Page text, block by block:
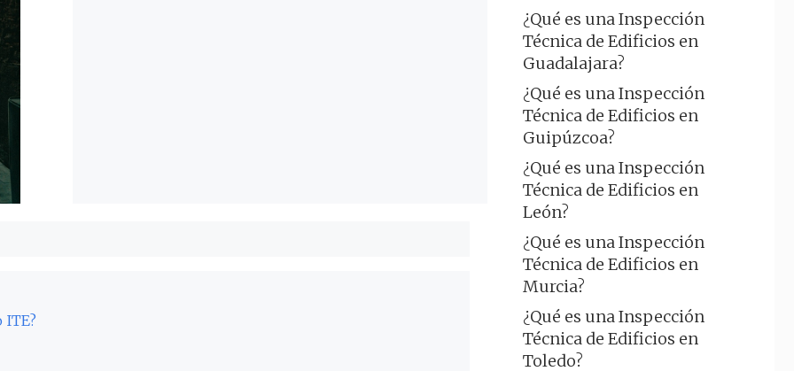
ITE?
¿Qué es una Inspección
Técnica de Edificios en
Guadalajara?
¿Qué es una Inspección
Técnica de Edificios en
Guipúzcoa?
¿Qué es una Inspección
Técnica de Edificios en
León?
¿Qué es una Inspección
Técnica de Edificios en
Murcia?
¿Qué es una Inspección
Técnica de Edificios en
Toledo?